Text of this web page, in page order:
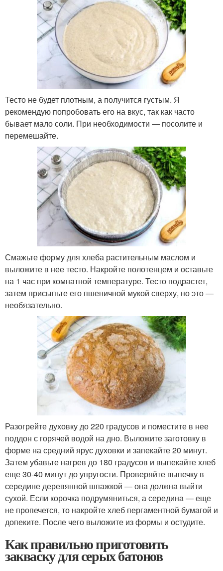
Тесто не будет плотным, а получится густым. Я
рекомендую попробовать его на вкус, так как часто
бывает мало соли. При необходимости — посолите и
перемешайте.
Смажьте форму для хлеба растительным маслом и
выложите в нее тесто. Накройте полотенцем и оставьте
на 1 час при комнатной температуре. Тесто подрастет,
затем присыпьте его пшеничной мукой сверху, но это —
необязательно.
Разогрейте духовку до 220 градусов и поместите в нее
поддон с горячей водой на дно. Выложите заготовку в
форме на средний ярус духовки и запекайте 20 минут.
Затем убавьте нагрев до 180 градусов и выпекайте хлеб
еще 30-40 минут до упругости. Проверяйте выпечку в
середине деревянной шпажкой — она должна выйти
сухой. Если корочка подрумяниться, а середина — еще
не пропечется, то накройте хлеб пергаментной бумагой и
допеките. После чего выложите из формы и остудите.
Как правильно приготовить
закваску для серых батонов